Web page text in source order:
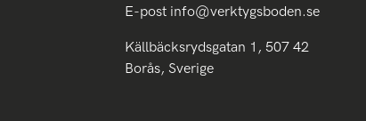
E-post info@verktygsboden.se
Källbäcksrydsgatan 1, 507 42
Borås, Sverige